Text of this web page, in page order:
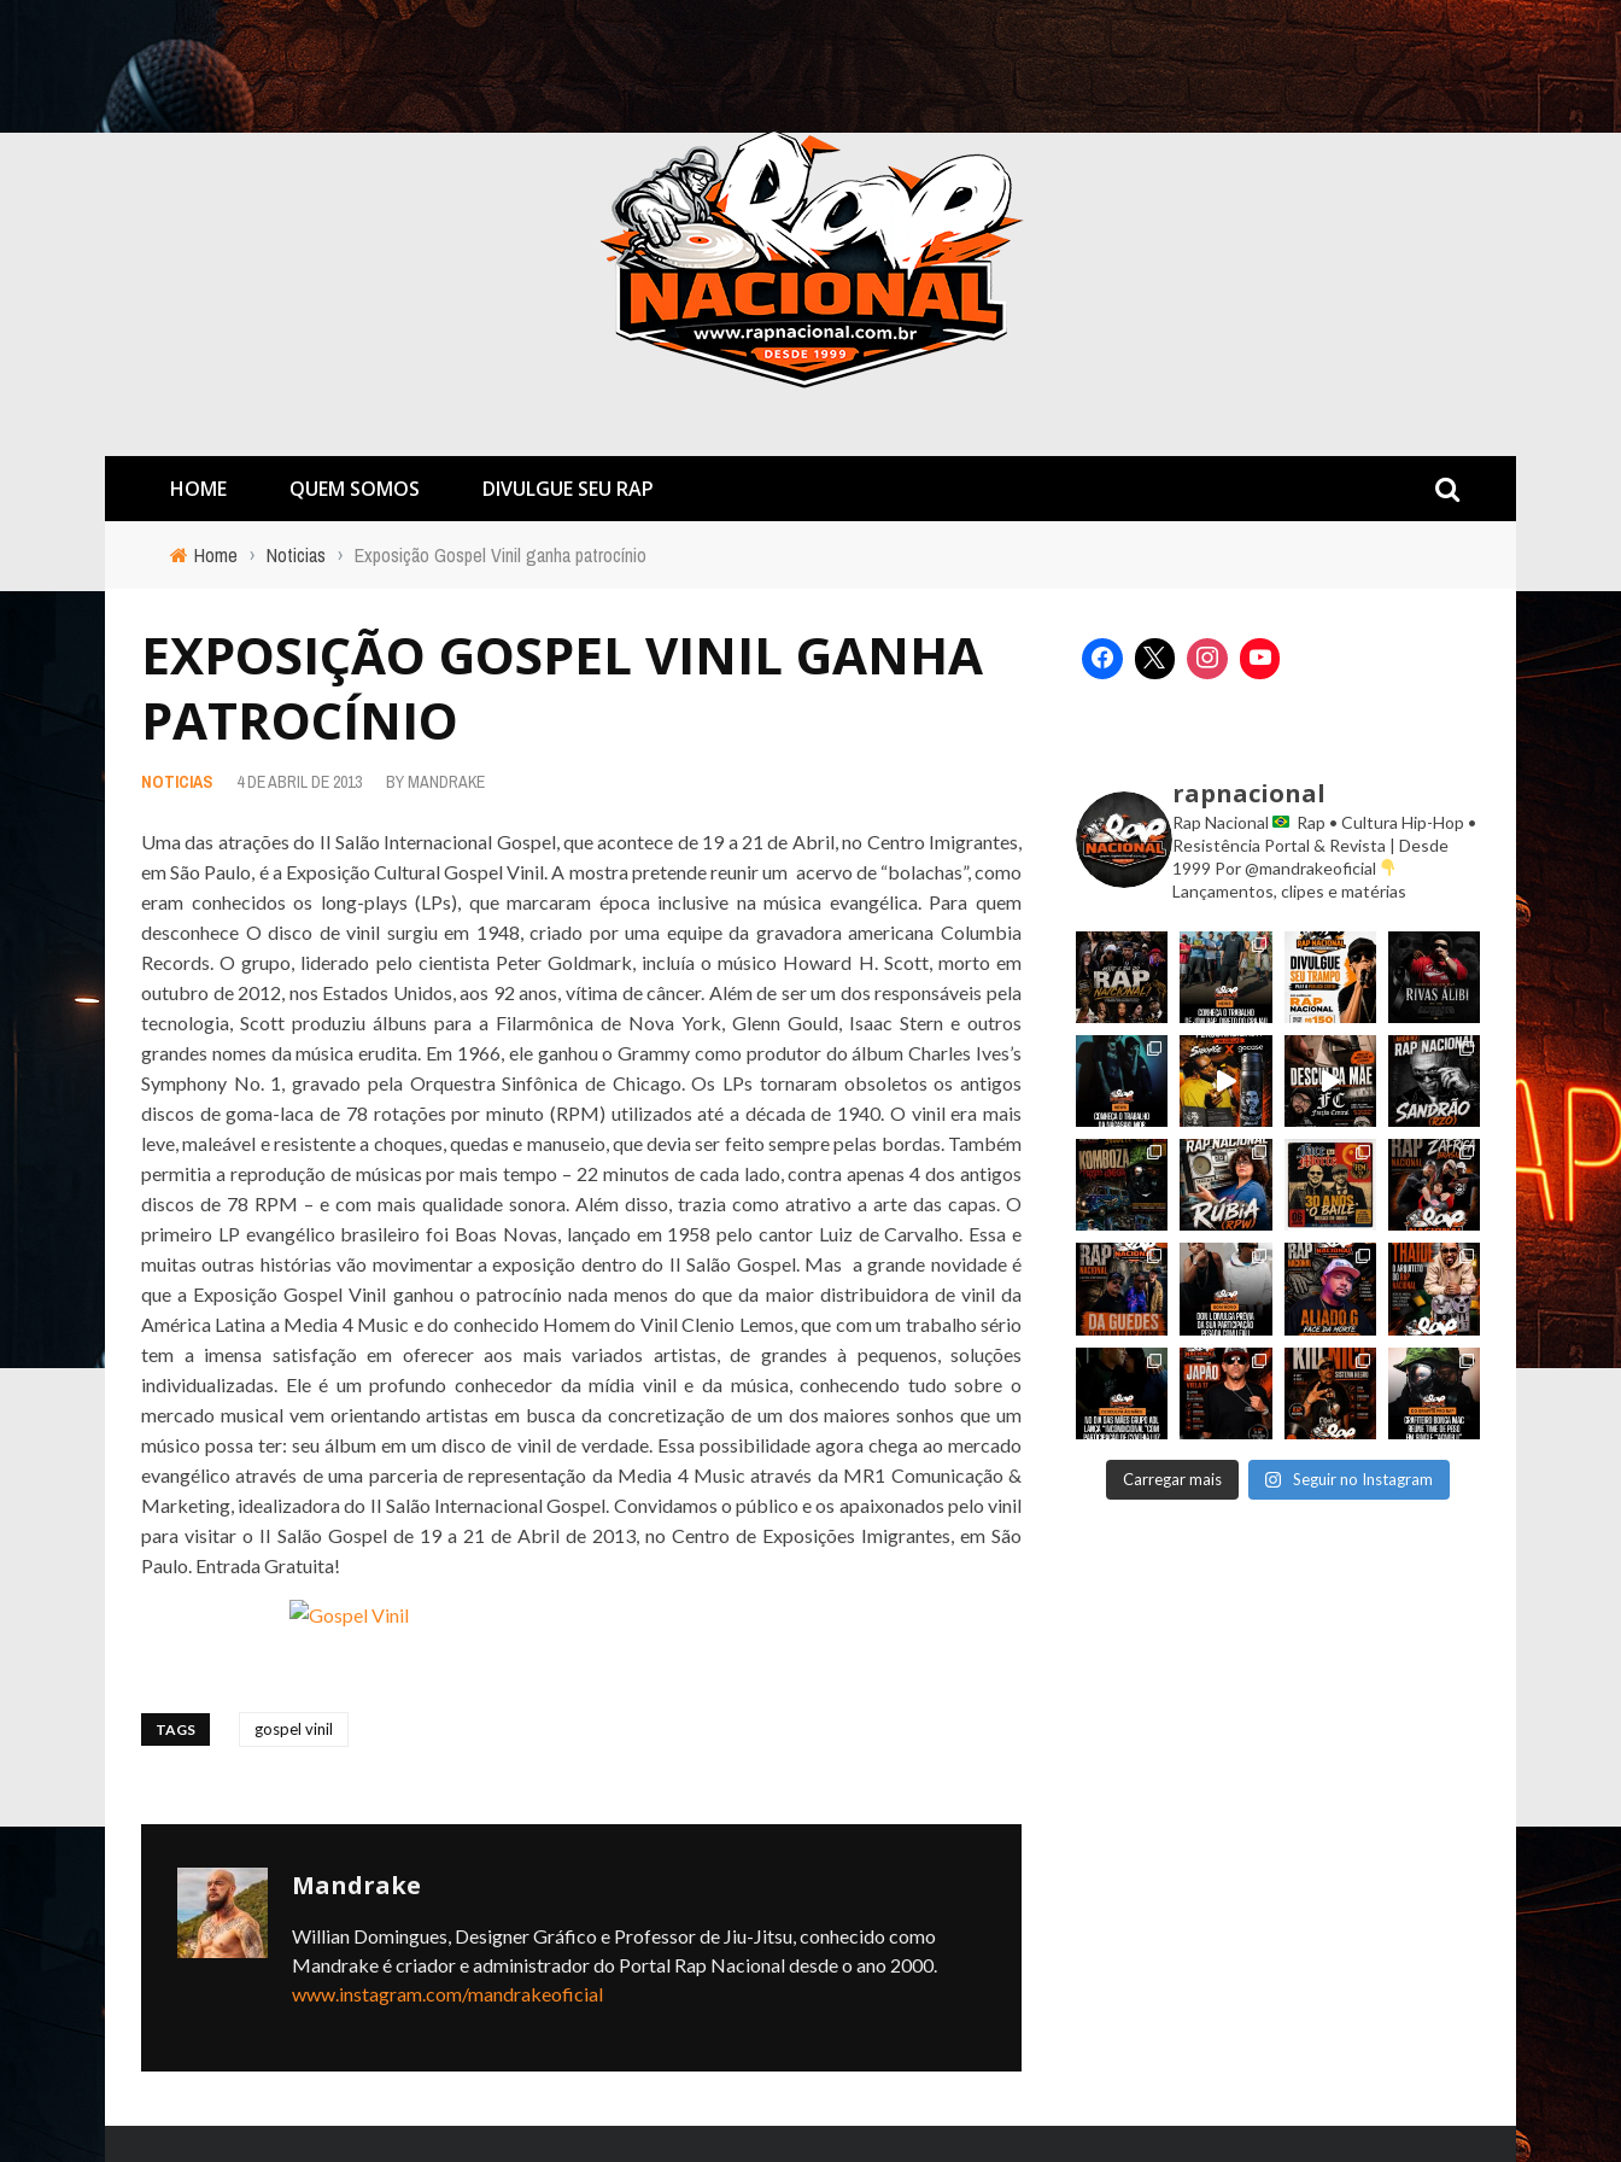
HOME QUEM SOMOS DIVULGUE SEU RAP
Home › Noticias › Exposição Gospel Vinil ganha patrocínio
EXPOSIÇÃO GOSPEL VINIL GANHA
PATROCÍNIO
NOTICIAS 4 DE ABRIL DE 2013 BY MANDRAKE
Uma das atrações do II Salão Internacional Gospel, que acontece de 19 a 21 de Abril, no Centro Imigrantes,
em São Paulo, é a Exposição Cultural Gospel Vinil. A mostra pretende reunir um acervo de “bolachas”, como
eram conhecidos os long-plays (LPs), que marcaram época inclusive na música evangélica. Para quem
desconhece O disco de vinil surgiu em 1948, criado por uma equipe da gravadora americana Columbia
Records. O grupo, liderado pelo cientista Peter Goldmark, incluía o músico Howard H. Scott, morto em
outubro de 2012, nos Estados Unidos, aos 92 anos, vítima de câncer. Além de ser um dos responsáveis pela
tecnologia, Scott produziu álbuns para a Filarmônica de Nova York, Glenn Gould, Isaac Stern e outros
grandes nomes da música erudita. Em 1966, ele ganhou o Grammy como produtor do álbum Charles Ives’s
Symphony No. 1, gravado pela Orquestra Sinfônica de Chicago. Os LPs tornaram obsoletos os antigos
discos de goma-laca de 78 rotações por minuto (RPM) utilizados até a década de 1940. O vinil era mais
leve, maleável e resistente a choques, quedas e manuseio, que devia ser feito sempre pelas bordas. Também
permitia a reprodução de músicas por mais tempo – 22 minutos de cada lado, contra apenas 4 dos antigos
discos de 78 RPM – e com mais qualidade sonora. Além disso, trazia como atrativo a arte das capas. O
primeiro LP evangélico brasileiro foi Boas Novas, lançado em 1958 pelo cantor Luiz de Carvalho. Essa e
muitas outras histórias vão movimentar a exposição dentro do II Salão Gospel. Mas a grande novidade é
que a Exposição Gospel Vinil ganhou o patrocínio nada menos do que da maior distribuidora de vinil da
América Latina a Media 4 Music e do conhecido Homem do Vinil Clenio Lemos, que com um trabalho sério
tem a imensa satisfação em oferecer aos mais variados artistas, de grandes à pequenos, soluções
individualizadas. Ele é um profundo conhecedor da mídia vinil e da música, conhecendo tudo sobre o
mercado musical vem orientando artistas em busca da concretização de um dos maiores sonhos que um
músico possa ter: seu álbum em um disco de vinil de verdade. Essa possibilidade agora chega ao mercado
evangélico através de uma parceria de representação da Media 4 Music através da MR1 Comunicação &
Marketing, idealizadora do II Salão Internacional Gospel. Convidamos o público e os apaixonados pelo vinil
para visitar o II Salão Gospel de 19 a 21 de Abril de 2013, no Centro de Exposições Imigrantes, em São
Paulo. Entrada Gratuita!
TAGS gospel vinil
Mandrake
Willian Domingues, Designer Gráfico e Professor de Jiu-Jitsu, conhecido como
Mandrake é criador e administrador do Portal Rap Nacional desde o ano 2000.
www.instagram.com/mandrakeoficial
rapnacional
Rap Nacional
Rap • Cultura Hip-Hop •
Resistência Portal & Revista | Desde
1999 Por @mandrakeoficial
Lançamentos, clipes e matérias
Carregar mais Seguir no Instagram